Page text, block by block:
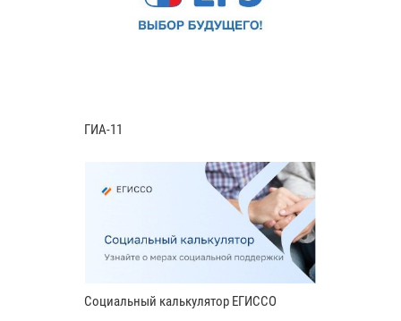
ГИА-11
Социальный калькулятор ЕГИССО